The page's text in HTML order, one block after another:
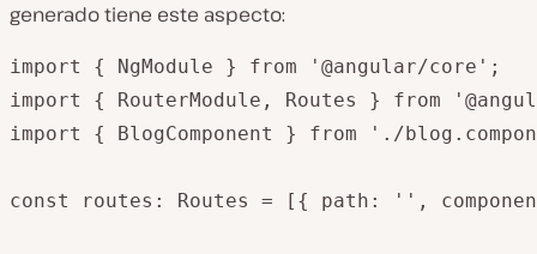
generado tiene este aspecto:
import { NgModule } from '@angular/core';
import { RouterModule, Routes } from
import { BlogComponent } from './
const routes: Routes = [{ path: '',